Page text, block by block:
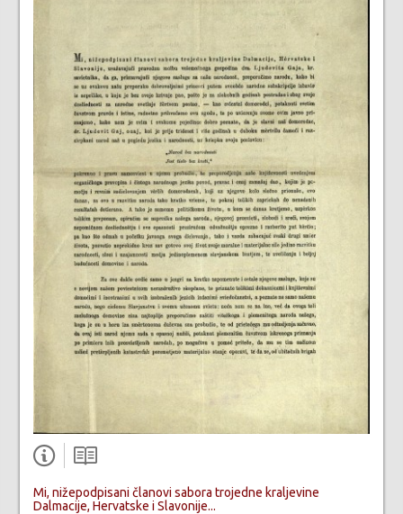
Mi, nižepodpisani članovi sabora trojedne kraljevine
Dalmacije, Hervatske i Slavonije...